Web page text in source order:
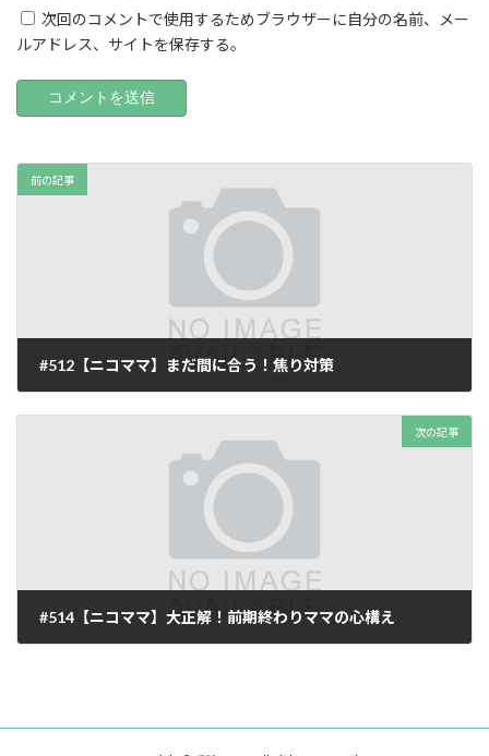
次回のコメントで使用するためブラウザーに自分の名前、メー
ルアドレス、サイトを保存する。
前の記事
#512【ニコママ】まだ間に合う！焦り対策
次の記事
#514【ニコママ】大正解！前期終わりママの心構え